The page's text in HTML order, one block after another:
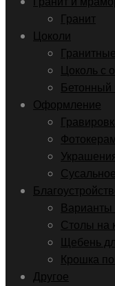
Гранит
Цоколи
Цоколь с
Бетонный
Оформление
Варианты
Столы на
Щебень
Крошка
Другое